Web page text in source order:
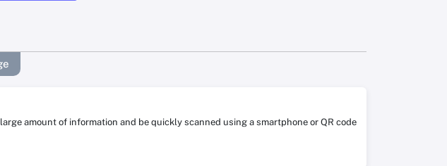
amount of information and be quickly scanned using a smartphone or QR code